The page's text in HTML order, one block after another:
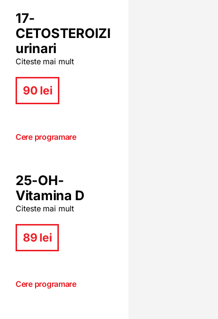
17-
CETOSTEROIZI
urinari
Citeste mai mult
90 lei
Cere programare
25-OH-
Vitamina D
Citeste mai mult
89 lei
Cere programare